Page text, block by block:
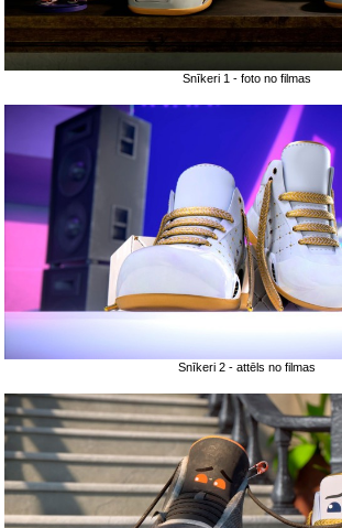
Snīkeri 1 - foto no filmas
Snīkeri 2 - attēls no filmas